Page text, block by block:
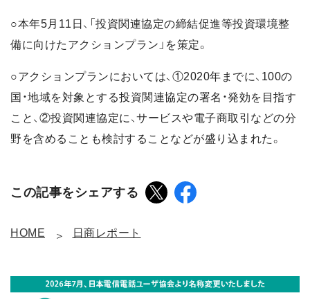
○本年5月11日、「投資関連協定の締結促進等投資環境整
備に向けたアクションプラン」を策定。
○アクションプランにおいては、①2020年までに、100の
国・地域を対象とする投資関連協定の署名・発効を目指す
こと、②投資関連協定に、サービスや電子商取引などの分
野を含めることも検討することなどが盛り込まれた。
この記事をシェアする
HOME 日商レポート